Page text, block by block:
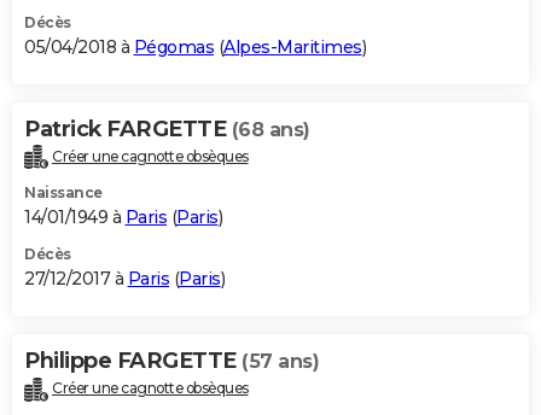
Décès
05/04/2018 à Pégomas (Alpes-Maritimes)
Patrick FARGETTE (68 ans)
Créer une cagnotte obsèques
Naissance
14/01/1949 à Paris (Paris)
Décès
27/12/2017 à Paris (Paris)
Philippe FARGETTE (57 ans)
Créer une cagnotte obsèques